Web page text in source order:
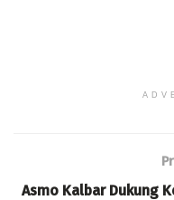
Asmo Kalbar Dukung